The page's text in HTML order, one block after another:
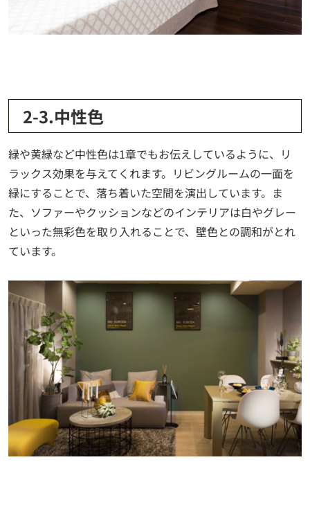
2-3.中性色
緑や黄緑など中性色は1章でもお伝えしているように、リ
ラックス効果を与えてくれます。リビングルームの一面を
緑にすることで、落ち着いた空間を演出しています。ま
た、ソファーやクッションなどのインテリアは白やグレー
といった無彩色を取り入れることで、壁色との調和がとれ
ています。